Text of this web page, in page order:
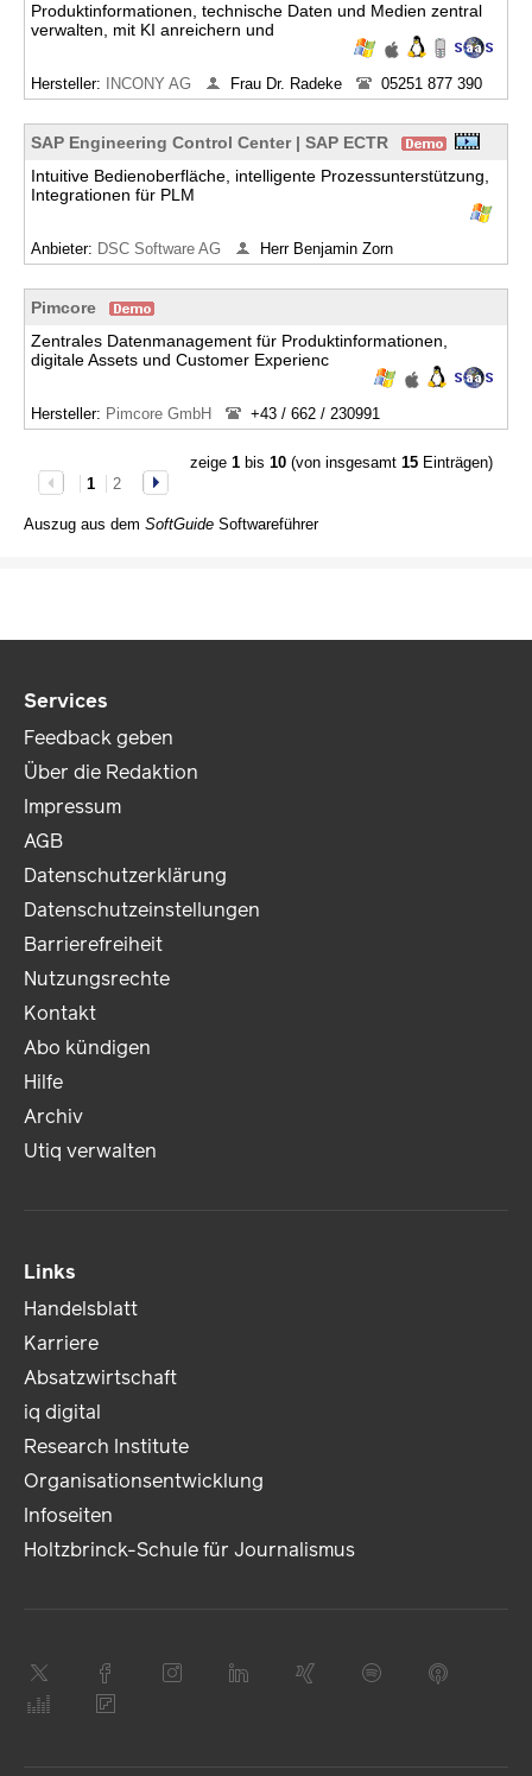
Produktinformationen, technische Daten und Medien zentral
verwalten, mit KI anreichern und
Hersteller: INCONY AG Frau Dr. Radeke 05251 877 390
SAP Engineering Control Center | SAP ECTR
Intuitive Bedienoberfläche, intelligente Prozessunterstützung,
Integrationen für PLM
Anbieter: DSC Software AG Herr Benjamin Zorn
Pimcore
Zentrales Datenmanagement für Produktinformationen,
digitale Assets und Customer Experienc
Hersteller: Pimcore GmbH +43 / 662 / 230991
zeige 1bis 10(von insgesamt 15Einträgen)
1
2
Auszug aus dem SoftGuide Softwareführer
Services
Feedback geben
Über die Redaktion
Impressum
AGB
Datenschutzerklärung
Datenschutzeinstellungen
Barrierefreiheit
Nutzungsrechte
Kontakt
Abo kündigen
Hilfe
Archiv
Utiq verwalten
Links
Handelsblatt
Karriere
Absatzwirtschaft
iq digital
Research Institute
Organisationsentwicklung
Infoseiten
Holtzbrinck-Schule für Journalismus